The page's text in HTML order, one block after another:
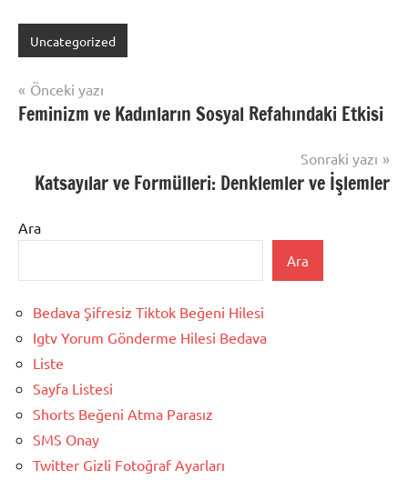
Uncategorized
Yazı
gezinmesi
Önceki yazı
Feminizm ve Kadınların Sosyal Refahındaki Etkisi
Sonraki yazı
Katsayılar ve Formülleri: Denklemler ve İşlemler
Ara
Ara
Bedava Şifresiz Tiktok Beğeni Hilesi
Igtv Yorum Gönderme Hilesi Bedava
Liste
Sayfa Listesi
Shorts Beğeni Atma Parasız
SMS Onay
Twitter Gizli Fotoğraf Ayarları